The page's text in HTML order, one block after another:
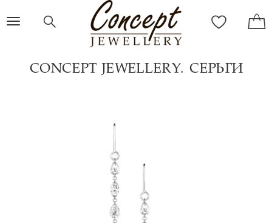
Toggle
CONCEPT JEWELLERY. СЕРЬГИ